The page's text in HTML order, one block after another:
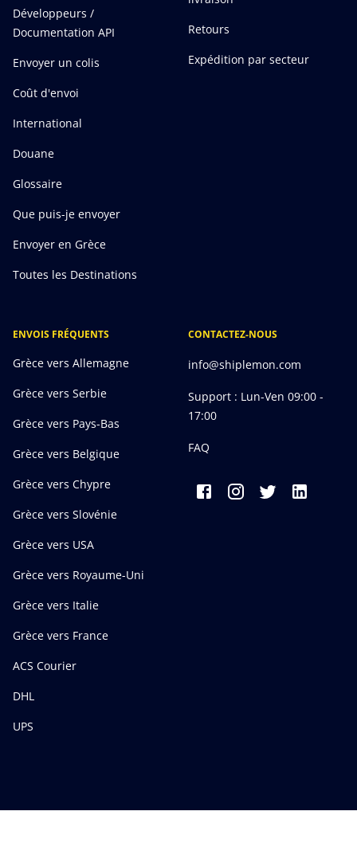
Développeurs /
Documentation API
Envoyer un colis
Coût d'envoi
International
Douane
Glossaire
Que puis-je envoyer
Envoyer en Grèce
Toutes les Destinations
Retours
Expédition par secteur
ENVOIS FRÉQUENTS
Grèce vers Allemagne
Grèce vers Serbie
Grèce vers Pays-Bas
Grèce vers Belgique
Grèce vers Chypre
Grèce vers Slovénie
Grèce vers USA
Grèce vers Royaume-Uni
Grèce vers Italie
Grèce vers France
ACS Courier
DHL
UPS
CONTACTEZ-NOUS
info@shiplemon.com
Support : Lun-Ven 09:00 -
17:00
FAQ